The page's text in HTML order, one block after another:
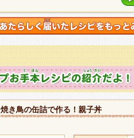
焼き鳥の缶詰で作る！親子丼